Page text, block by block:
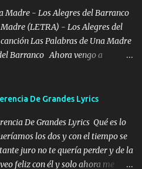
Madre - Los Alegres del Barranco
(LETRA) - Los Alegres del
Las Palabras de Una Madre
Barranco Ahora vengo a
este con Dios el destino así lo
a vernos El recuerdo que yo
corazón me llevo lo mismo que
porque no puedo mirarte, mas se
De Grandes Lyrics
De Grandes Lyrics Qué es lo
los dos y con el tiempo se
juro no te quería perder y de la
feliz con él y solo ahora me